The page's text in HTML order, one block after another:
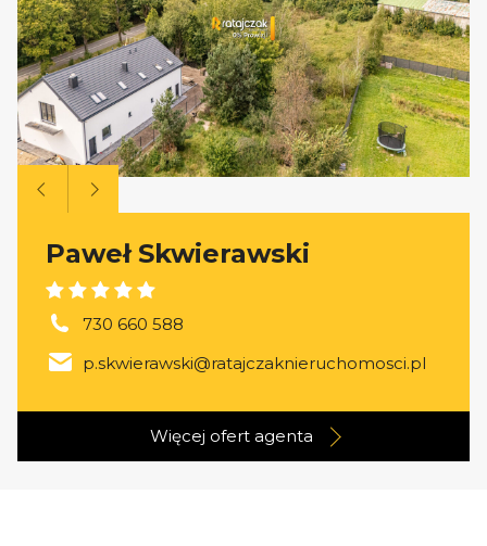
Paweł Skwierawski
730 660 588
p.skwierawski@ratajczaknieruchomosci.pl
Więcej ofert agenta